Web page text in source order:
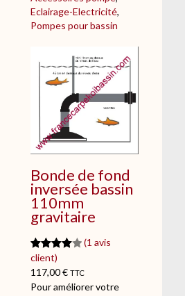
d
e
U
D
E
D
E
I
T
P
O
Eclairage-Electricité
Pompes pour bassin
Bonde de fond
inversée bassin
110mm
gravitaire
Noté4.00
sur 5
basé
1
(1 avis
client)
117,00€ TTC
Pour améliorer votre